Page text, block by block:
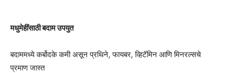
मधुमेहींसाठी बदाम उपयुत
बदाममध्ये कर्बोदके कमी असून प्रथिने, फायबर, व्हिटॅमिन आणि मिनरल्सचे
प्रमाण जास्त